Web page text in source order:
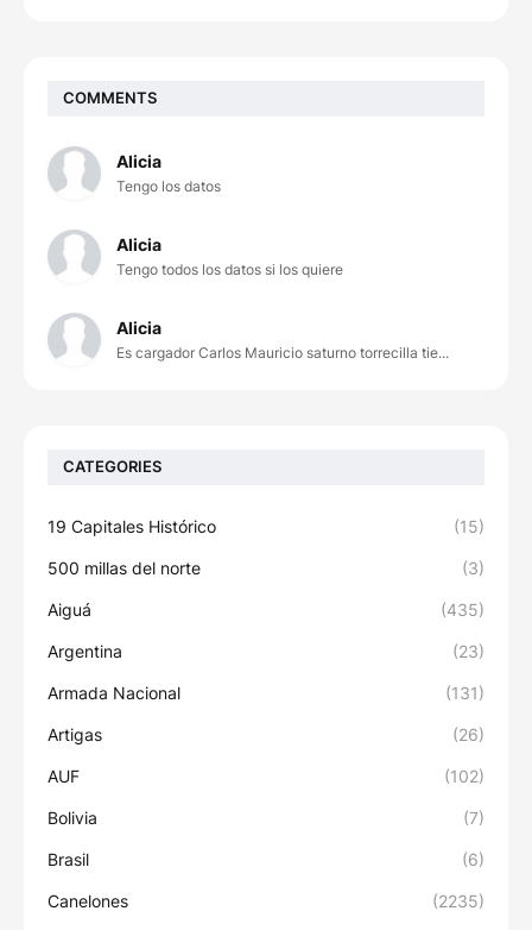
COMMENTS
Alicia
Tengo los datos
Alicia
Tengo todos los datos si los quiere
Alicia
Es cargador Carlos Mauricio saturno torrecilla tie...
CATEGORIES
19 Capitales Histórico (15)
500 millas del norte (3)
Aiguá (435)
Argentina (23)
Armada Nacional (131)
Artigas (26)
AUF (102)
Bolivia (7)
Brasil (6)
Canelones (2235)